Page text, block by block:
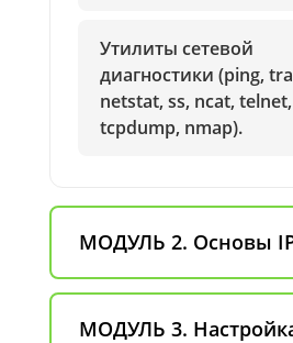
Утилиты сетевой
диагностики (ping,
netstat, ss, ncat,
tcpdump, nmap).
МОДУЛЬ 2. Основы
МОДУЛЬ 3.